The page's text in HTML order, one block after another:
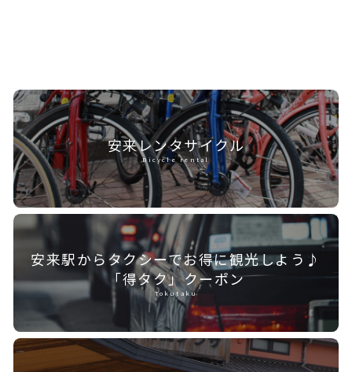
安来レンタサイクル
Bicycle rental
安来駅からタクシーでお得に観光しよう♪
「得タク」クーポン
Tokutaku